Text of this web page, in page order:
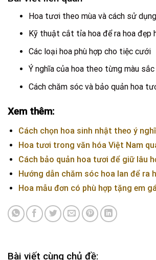
Hoa tươi theo mùa và cách sử dụng
Kỹ thuật cắt tỉa hoa để ra hoa đẹp
Các loại hoa phù hợp cho tiệc cưới
Ý nghĩa của hoa theo từng màu sắc
Cách chăm sóc và bảo quản hoa
Xem thêm:
Cách chọn hoa sinh nhật theo ý
Hoa tươi trong văn hóa Việt Nam
Cách bảo quản hoa tươi để giữ lâu
Hướng dẫn chăm sóc hoa lan để ra
Hoa mẫu đơn có phù hợp tặng em
Bài viết cùng chủ đề: